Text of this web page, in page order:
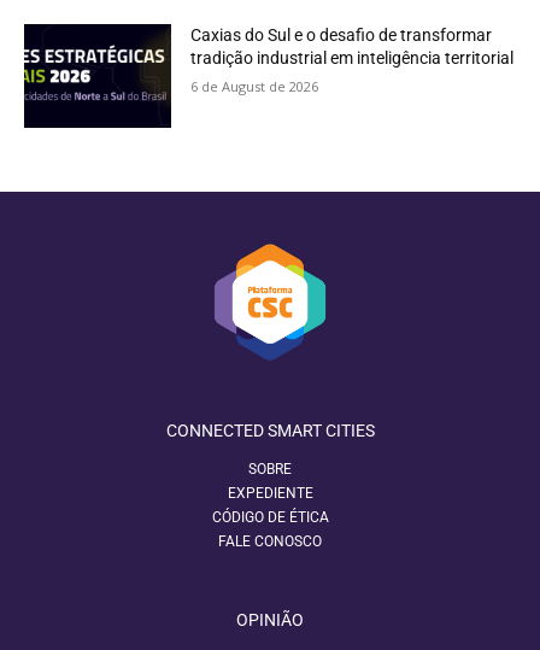
Caxias do Sul e o desafio de transformar
tradição industrial em inteligência territorial
6 de August de 2026
CONNECTED SMART CITIES
SOBRE
EXPEDIENTE
CÓDIGO DE ÉTICA
FALE CONOSCO
OPINIÃO